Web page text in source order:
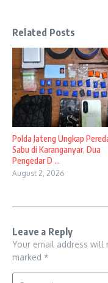
Related Posts
Polda Jateng Ungkap
Sabu di Karanganyar, Dua
Pengedar D ...
August 2, 2026
Leave a Reply
Your email address will
marked *